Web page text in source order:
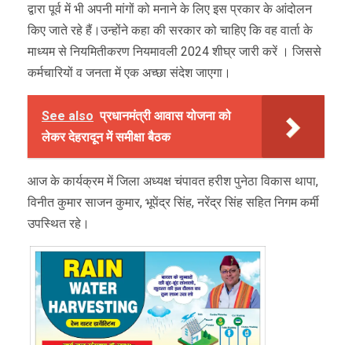
द्वारा पूर्व में भी अपनी मांगों को मनाने के लिए इस प्रकार के आंदोलन
किए जाते रहे हैं।उन्होंने कहा की सरकार को चाहिए कि वह वार्ता के
माध्यम से नियमितीकरण नियमावली 2024 शीघ्र जारी करें । जिससे
कर्मचारियों व जनता में एक अच्छा संदेश जाएगा।
See also प्रधानमंत्री आवास योजना को
लेकर देहरादून में समीक्षा बैठक
आज के कार्यक्रम में जिला अध्यक्ष चंपावत हरीश पुनेठा विकास थापा,
विनीत कुमार साजन कुमार, भूपेंद्र सिंह, नरेंद्र सिंह सहित निगम कर्मी
उपस्थित रहे।